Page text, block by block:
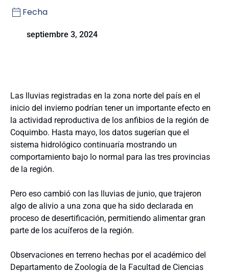
Fecha
septiembre 3, 2024
Las lluvias registradas en la zona norte del país en el
inicio del invierno podrían tener un importante efecto en
la actividad reproductiva de los anfibios de la región de
Coquimbo. Hasta mayo, los datos sugerían que el
sistema hidrológico continuaría mostrando un
comportamiento bajo lo normal para las tres provincias
de la región.
Pero eso cambió con las lluvias de junio, que trajeron
algo de alivio a una zona que ha sido declarada en
proceso de desertificación, permitiendo alimentar gran
parte de los acuíferos de la región.
Observaciones en terreno hechas por el académico del
Departamento de Zoología de la Facultad de Ciencias